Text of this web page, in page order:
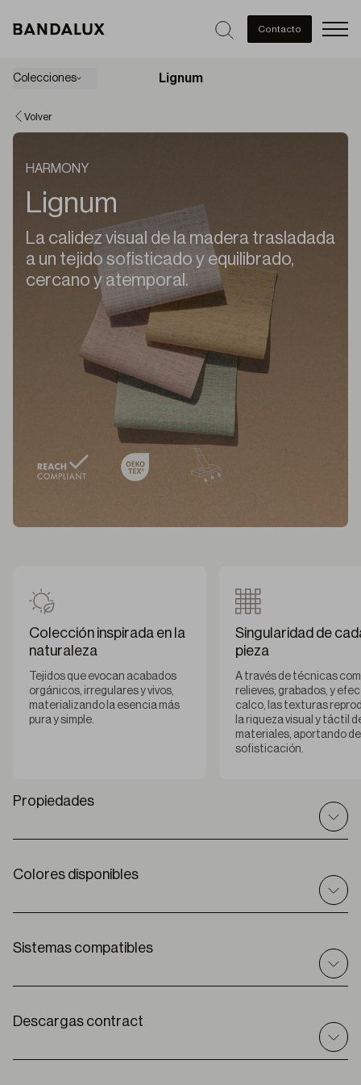
Contacto
Colecciones Lignum
Volver
HARMONY
Lignum
La calidez visual de la madera trasladada
a un tejido sofisticado y equilibrado,
cercano y atemporal.
Colección inspirada en la
naturaleza
Tejidos que evocan acabados
orgánicos, irregulares y vivos,
materializando la esencia más
pura y simple.
Singularidad de
pieza
A través de técnicas
relieves, grabados, y
calco, las texturas
la riqueza visual y táctil
materiales, aportando
sofisticación.
Propiedades
Datos técnicos
Interior
59% PES + 16% CO + 24%LI + 1%OT
300 cm
0,60 mm ± 5%
250 g/m2
Colores disponibles
sistemas compatibles
Descargas contract